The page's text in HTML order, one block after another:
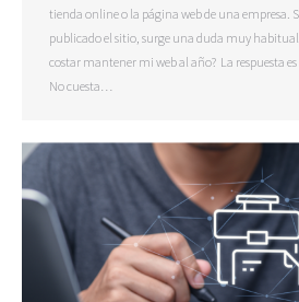
tienda online o la página web de una empresa.
publicado el sitio, surge una duda muy
costar mantener mi web al año? La respuesta
No cuesta…